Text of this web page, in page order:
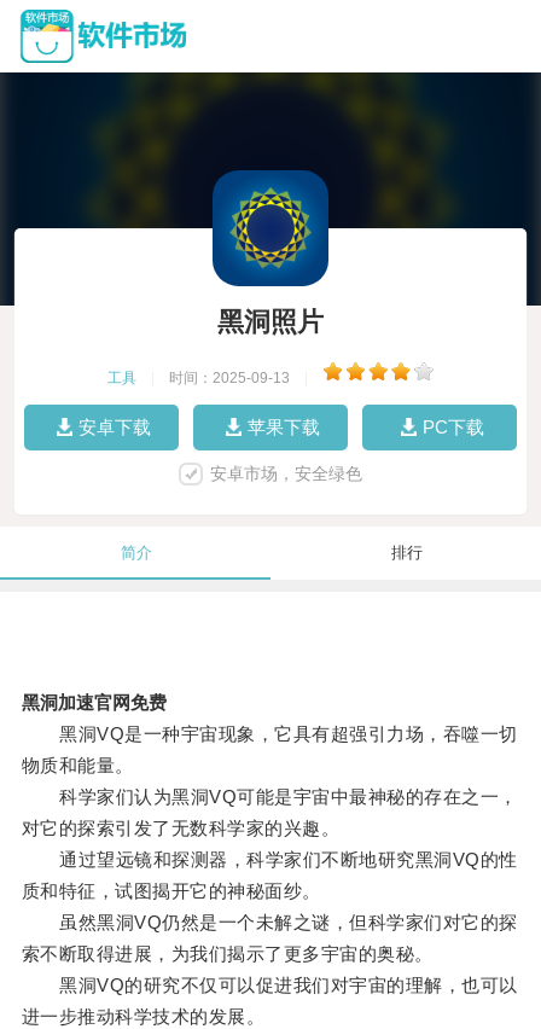
黑洞照片
工具 时间：2025-09-13
安卓下载 苹果下载 PC下载
安卓市场，安全绿色
简介 排行
黑洞加速官网免费
黑洞VQ是一种宇宙现象，它具有超强引力场，吞噬一切
物质和能量。
科学家们认为黑洞VQ可能是宇宙中最神秘的存在之一，
对它的探索引发了无数科学家的兴趣。
通过望远镜和探测器，科学家们不断地研究黑洞VQ的性
质和特征，试图揭开它的神秘面纱。
虽然黑洞VQ仍然是一个未解之谜，但科学家们对它的探
索不断取得进展，为我们揭示了更多宇宙的奥秘。
黑洞VQ的研究不仅可以促进我们对宇宙的理解，也可以
进一步推动科学技术的发展。